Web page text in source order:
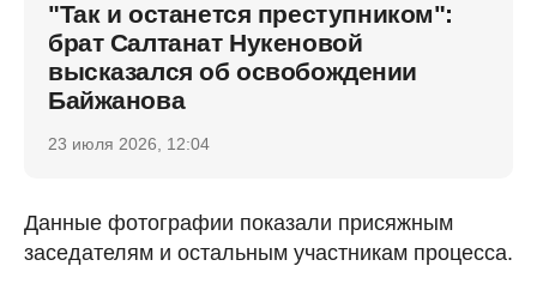
"Так и останется преступником":
брат Салтанат Нукеновой
высказался об освобождении
Байжанова
23 июля 2026, 12:04
Данные фотографии показали присяжным
заседателям и остальным участникам процесса.